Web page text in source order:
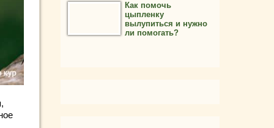
Как помочь
цыпленку
вылупиться и нужно
ли помогать?